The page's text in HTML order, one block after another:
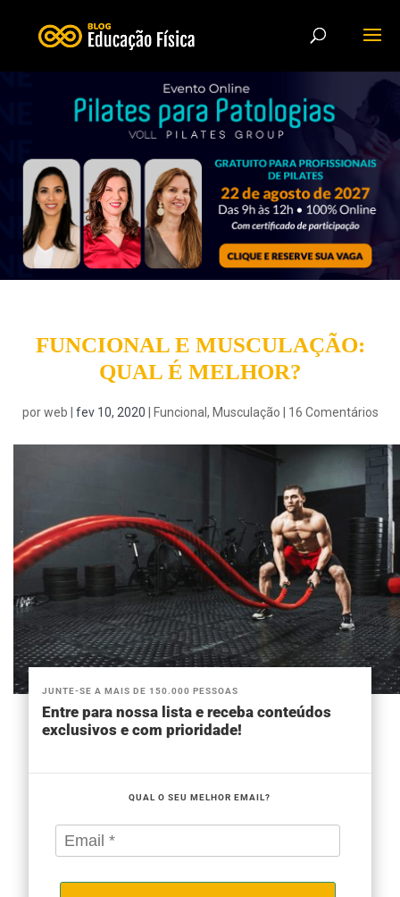
FUNCIONAL E MUSCULAÇÃO:
QUAL É MELHOR?
porweb fev 10, 2020 Funcional, Musculação 16 Comentários
JUNTE-SE A MAIS DE 150.000 PESSOAS
Entre para nossa lista e receba conteúdos
exclusivos e com prioridade!
QUAL O SEU MELHOR EMAIL?